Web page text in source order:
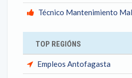
Técnico Mantenimiento
TOP REGIÓNS
Empleos Antofagasta